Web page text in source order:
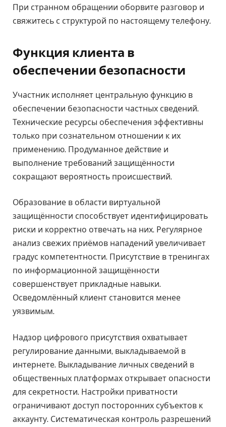
При странном обращении оборвите разговор и
свяжитесь с структурой по настоящему телефону.
Функция клиента в
обеспечении безопасности
Участник исполняет центральную функцию в
обеспечении безопасности частных сведений.
Технические ресурсы обеспечения эффективны
только при сознательном отношении к их
применению. Продуманное действие и
выполнение требований защищённости
сокращают вероятность происшествий.
Образование в области виртуальной
защищённости способствует идентифицировать
риски и корректно отвечать на них. Регулярное
анализ свежих приёмов нападений увеличивает
градус компетентности. Присутствие в тренингах
по информационной защищённости
совершенствует прикладные навыки.
Осведомлённый клиент становится менее
уязвимым.
Надзор цифрового присутствия охватывает
регулирование данными, выкладываемой в
интернете. Выкладывание личных сведений в
общественных платформах открывает опасности
для секретности. Настройки приватности
ограничивают доступ посторонних субъектов к
аккаунту. Систематическая контроль разрешений